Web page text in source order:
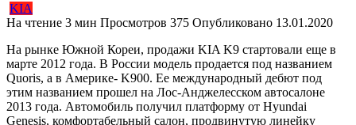
KIA
На чтение 3 мин Просмотров 375 Опубликовано 13.01.2020
На рынке Южной Кореи, продажи KIA K9 стартовали еще в
марте 2012 года. В России модель продается под названием
Quoris, а в Америке- K900. Ее международный дебют под
этим названием прошел на Лос-Анджелесском автосалоне
2013 года. Автомобиль получил платформу от Hyundai
Genesis, комфортабельный салон, продвинутую линейку